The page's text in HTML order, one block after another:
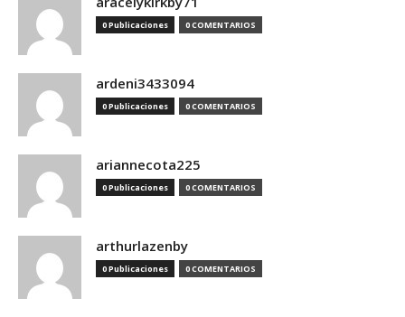
0 Publicaciones 0 COMENTARIOS
ardeni3433094
0 Publicaciones 0 COMENTARIOS
ariannecota225
0 Publicaciones 0 COMENTARIOS
arthurlazenby
0 Publicaciones 0 COMENTARIOS